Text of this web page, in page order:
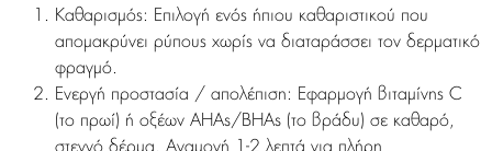
Καθαρισμός: Επιλογή ενός ήπιου καθαριστικού που
απομακρύνει ρύπους χωρίς να διαταράσσει τον δερματικό
φραγμό.
Ενεργή προστασία / απολέπιση: Εφαρμογή βιταμίνης C
(το πρωί) ή οξέων AHAs/BHAs (το βράδυ) σε καθαρό,